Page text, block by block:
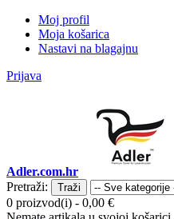
Moj profil
Moja košarica
Nastavi na blagajnu
Prijava
Adler.com.hr
Pretraži:
Traži
0 proizvod(i) - 0,00 €